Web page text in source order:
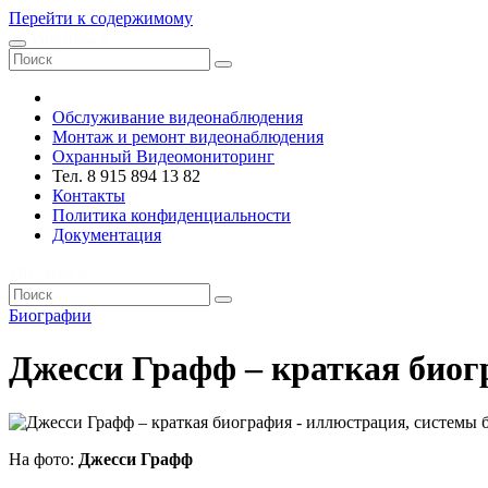
Перейти к содержимому
Обслуживание видеонаблюдения
Монтаж и ремонт видеонаблюдения
Охранный Видеомониторинг
Тел. 8 915 894 13 82
Контакты
Политика конфиденциальности
Документация
Биографии
Джесси Графф – краткая
На фото: Джесси Графф